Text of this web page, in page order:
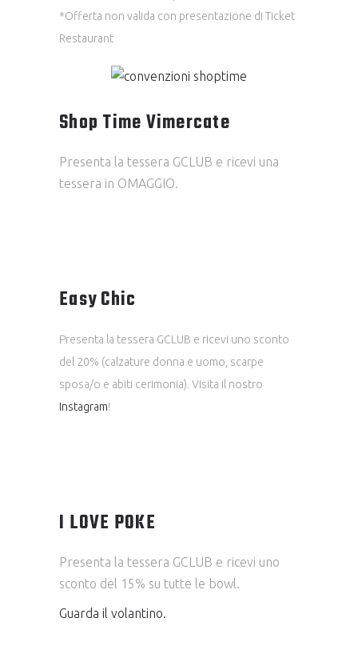
*Offerta non valida con presentazione di Ticket
Restaurant
Shop Time Vimercate
Presenta la tessera GCLUB e ricevi una
tessera in OMAGGIO.
Easy Chic
Presenta la tessera GCLUB e ricevi uno sconto
del 20% (calzature donna e uomo, scarpe
sposa/o e abiti cerimonia). Visita il nostro
Instagram!
I LOVE POKE
Presenta la tessera GCLUB e ricevi uno
sconto del 15% su tutte le bowl.
Guarda il volantino.